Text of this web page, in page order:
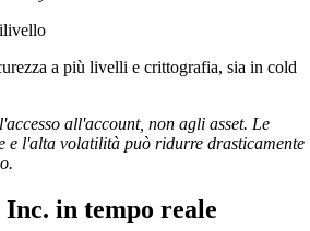
a più livelli e crittografia, sia in cold
all'account, non agli asset. Le
e l'alta volatilità può ridurre drasticamente
Inc. in tempo reale